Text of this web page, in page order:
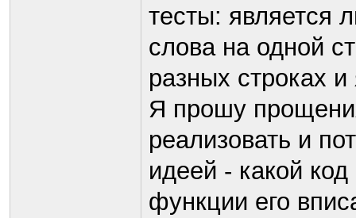
тесты: является
слова на одной
разных строках
Я прошу
реализовать и
идеей - какой код
функции его